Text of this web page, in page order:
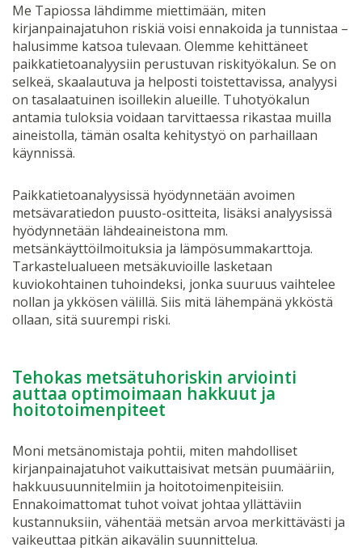
Me Tapiossa lähdimme miettimään, miten
kirjanpainajatuhon riskiä voisi ennakoida ja tunnistaa –
halusimme katsoa tulevaan. Olemme kehittäneet
paikkatietoanalyysiin perustuvan riskityökalun. Se on
selkeä, skaalautuva ja helposti toistettavissa, analyysi
on tasalaatuinen isoillekin alueille. Tuhotyökalun
antamia tuloksia voidaan tarvittaessa rikastaa muilla
aineistolla, tämän osalta kehitystyö on parhaillaan
käynnissä.
Paikkatietoanalyysissä hyödynnetään avoimen
metsävaratiedon puusto-ositteita, lisäksi analyysissä
hyödynnetään lähdeaineistona mm.
metsänkäyttöilmoituksia ja lämpösummakarttoja.
Tarkastelualueen metsäkuvioille lasketaan
kuviokohtainen tuhoindeksi, jonka suuruus vaihtelee
nollan ja ykkösen välillä. Siis mitä lähempänä ykköstä
ollaan, sitä suurempi riski.
Tehokas metsätuhoriskin arviointi
auttaa optimoimaan hakkuut ja
hoitotoimenpiteet
Moni metsänomistaja pohtii, miten mahdolliset
kirjanpainajatuhot vaikuttaisivat metsän puumääriin,
hakkuusuunnitelmiin ja hoitotoimenpiteisiin.
Ennakoimattomat tuhot voivat johtaa yllättäviin
kustannuksiin, vähentää metsän arvoa merkittävästi ja
vaikeuttaa pitkän aikavälin suunnittelua.